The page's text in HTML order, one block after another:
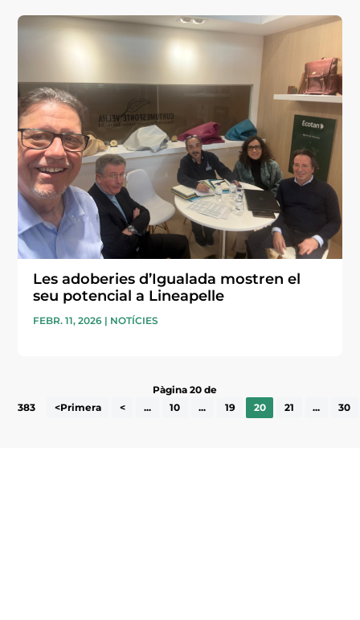
Les adoberies d’Igualada mostren el
seu potencial a Lineapelle
FEBR. 11, 2026 | NOTÍCIES
Pàgina 20 de
383
<Primera < ... 10 ... 19 20 21 ... 30